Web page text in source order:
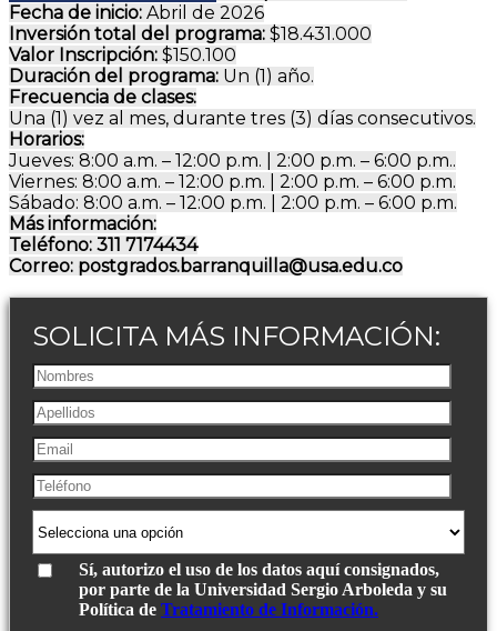
Fecha de inicio: Abril de 2026
Inversión total del programa: $18.431.000
Valor Inscripción: $150.100
Duración del programa: Un (1) año.
Frecuencia de clases:
Una (1) vez al mes, durante tres (3) días consecutivos.
Horarios:
Jueves: 8:00 a.m. – 12:00 p.m. | 2:00 p.m. – 6:00 p.m..
Viernes: 8:00 a.m. – 12:00 p.m. | 2:00 p.m. – 6:00 p.m.
Sábado: 8:00 a.m. – 12:00 p.m. | 2:00 p.m. – 6:00 p.m.
Más información:
Teléfono: 311 7174434
Correo: postgrados.barranquilla@usa.edu.co
SOLICITA MÁS INFORMACIÓN:
Sí, autorizo el uso de los datos aquí consignados,
por parte de la Universidad Sergio Arboleda y su
Política deTratamiento de Información.